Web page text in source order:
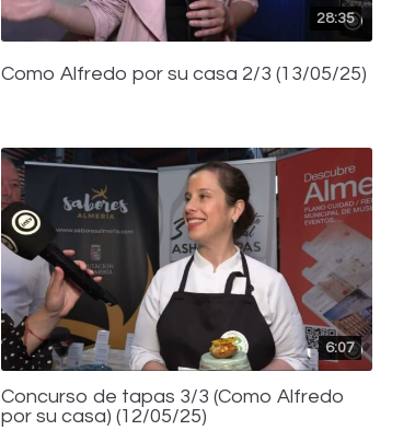
28:35
Como Alfredo por su casa 2/3 (13/05/25)
6:07
Concurso de tapas 3/3 (Como Alfredo
por su casa) (12/05/25)